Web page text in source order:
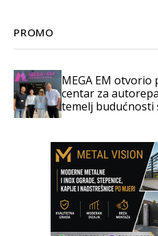
PROMO
MEGA EM
centar za
temelj budućnosti